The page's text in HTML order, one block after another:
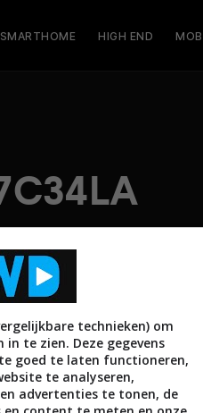
SMARTHOME HIGH END
technieken) om
te zien. Deze gegevens
goed te laten functioneren,
te analyseren,
advertenties te tonen, de